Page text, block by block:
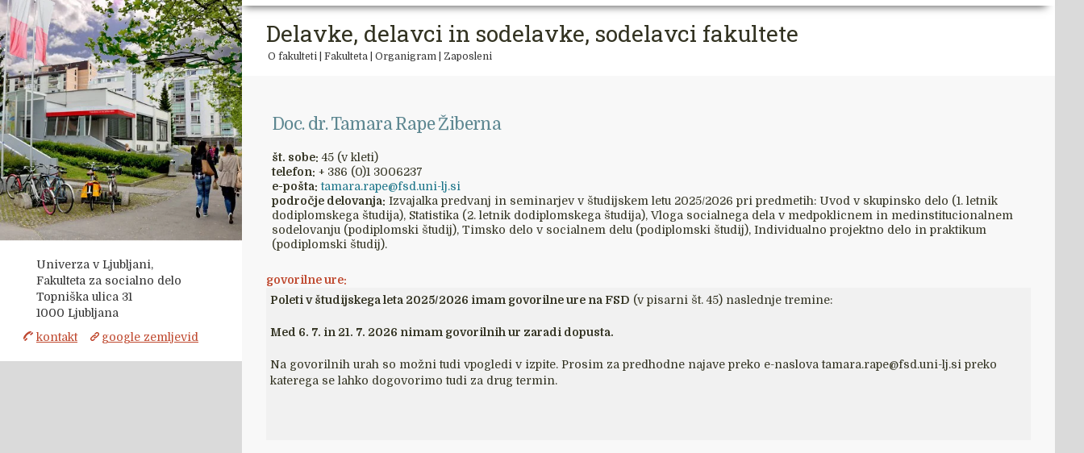
Univerza v Ljubljani,
Fakulteta za socialno delo
Topniška ulica 31
1000 Ljubljana
kontakt
google zemljevid
Delavke, delavci in sodelavke, sodelavci fakultete
O fakulteti Fakulteta Organigram Zaposleni
Doc. dr. Tamara Rape Žiberna
št. sobe: 45 (v kleti)
telefon: + 386 (0)1 3006237
e-pošta: tamara.rape@fsd.uni-lj.si
področje delovanja: Izvajalka predvanj in seminarjev v študijskem letu 2025/2026 pri predmetih: Uvod v skupinsko delo (1. letnik
dodiplomskega študija), Statistika (2. letnik dodiplomskega študija), Vloga socialnega dela v medpoklicnem in medinstitucionalnem
sodelovanju (podiplomski študij), Timsko delo v socialnem delu (podiplomski študij), Individualno projektno delo in praktikum
(podiplomski študij).
govorilne ure:
Poleti v študijskega leta 2025/2026 imam govorilne ure na FSD (v pisarni št. 45) naslednje tremine:
Med 6. 7. in 21. 7. 2026 nimam govorilnih ur zaradi dopusta.
Na govorilnih urah so možni tudi vpogledi v izpite. Prosim za predhodne najave preko e-naslova tamara.rape@fsd.uni-lj.si preko
katerega se lahko dogovorimo tudi za drug termin.